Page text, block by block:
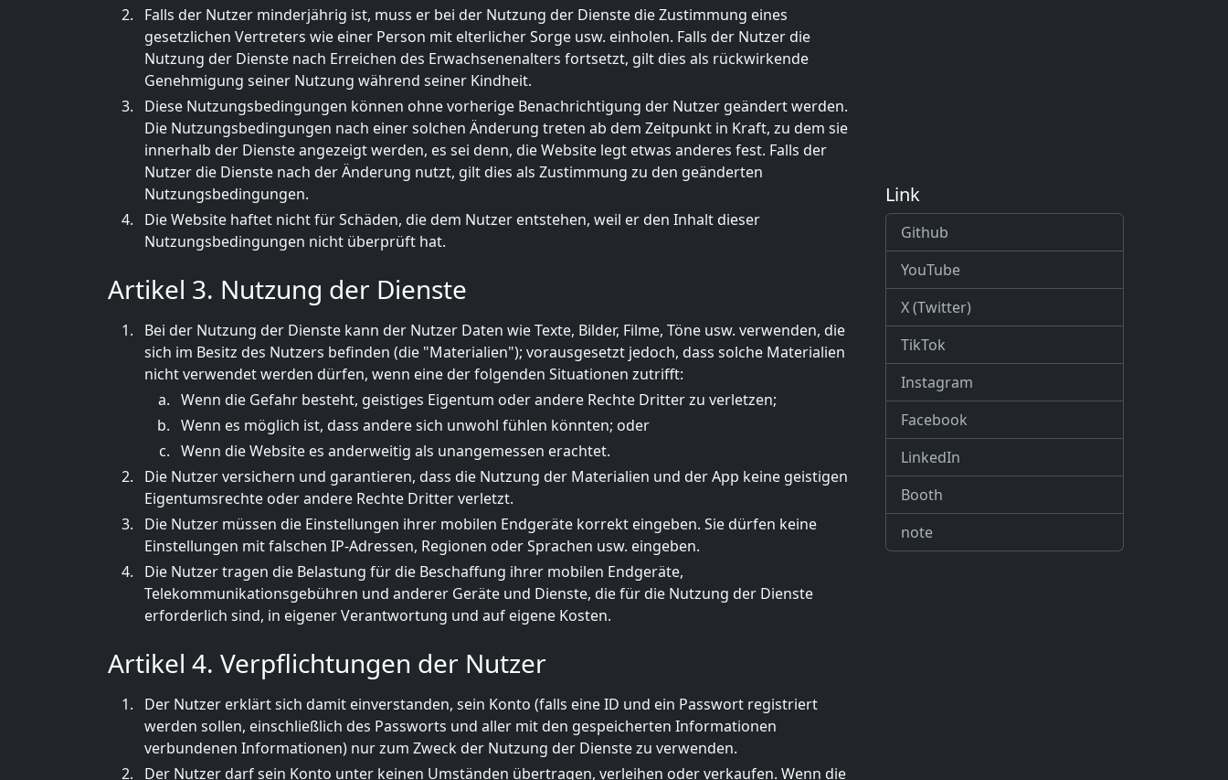
Falls der Nutzer minderjährig ist, muss er bei der Nutzung der Dienste die Zustimmung eines
gesetzlichen Vertreters wie einer Person mit elterlicher Sorge usw. einholen. Falls der Nutzer die
Nutzung der Dienste nach Erreichen des Erwachsenenalters fortsetzt, gilt dies als rückwirkende
Genehmigung seiner Nutzung während seiner Kindheit.
Diese Nutzungsbedingungen können ohne vorherige Benachrichtigung der Nutzer geändert werden.
Die Nutzungsbedingungen nach einer solchen Änderung treten ab dem Zeitpunkt in Kraft, zu dem sie
innerhalb der Dienste angezeigt werden, es sei denn, die Website legt etwas anderes fest. Falls der
Nutzer die Dienste nach der Änderung nutzt, gilt dies als Zustimmung zu den geänderten
Nutzungsbedingungen.
Die Website haftet nicht für Schäden, die dem Nutzer entstehen, weil er den Inhalt dieser
Nutzungsbedingungen nicht überprüft hat.
Artikel 3. Nutzung der Dienste
Bei der Nutzung der Dienste kann der Nutzer Daten wie Texte, Bilder, Filme, Töne usw. verwenden, die
sich im Besitz des Nutzers befinden (die "Materialien"); vorausgesetzt jedoch, dass solche Materialien
nicht verwendet werden dürfen, wenn eine der folgenden Situationen zutrifft:
Wenn die Gefahr besteht, geistiges Eigentum oder andere Rechte Dritter zu verletzen;
Wenn es möglich ist, dass andere sich unwohl fühlen könnten; oder
Wenn die Website es anderweitig als unangemessen erachtet.
Die Nutzer versichern und garantieren, dass die Nutzung der Materialien und der App keine geistigen
Eigentumsrechte oder andere Rechte Dritter verletzt.
Die Nutzer müssen die Einstellungen ihrer mobilen Endgeräte korrekt eingeben. Sie dürfen keine
Einstellungen mit falschen IP-Adressen, Regionen oder Sprachen usw. eingeben.
Die Nutzer tragen die Belastung für die Beschaffung ihrer mobilen Endgeräte,
Telekommunikationsgebühren und anderer Geräte und Dienste, die für die Nutzung der Dienste
erforderlich sind, in eigener Verantwortung und auf eigene Kosten.
Artikel 4. Verpflichtungen der Nutzer
Der Nutzer erklärt sich damit einverstanden, sein Konto (falls eine ID und ein Passwort registriert
werden sollen, einschließlich des Passworts und aller mit den gespeicherten Informationen
verbundenen Informationen) nur zum Zweck der Nutzung der Dienste zu verwenden.
Der Nutzer darf sein Konto unter keinen Umständen übertragen, verleihen oder verkaufen. Wenn die
Link
Github
YouTube
X (Twitter)
TikTok
Instagram
Facebook
LinkedIn
Booth
note